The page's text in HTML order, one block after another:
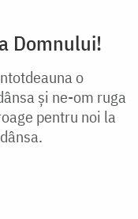
Domnului!
o
și ne-om ruga
pentru noi la